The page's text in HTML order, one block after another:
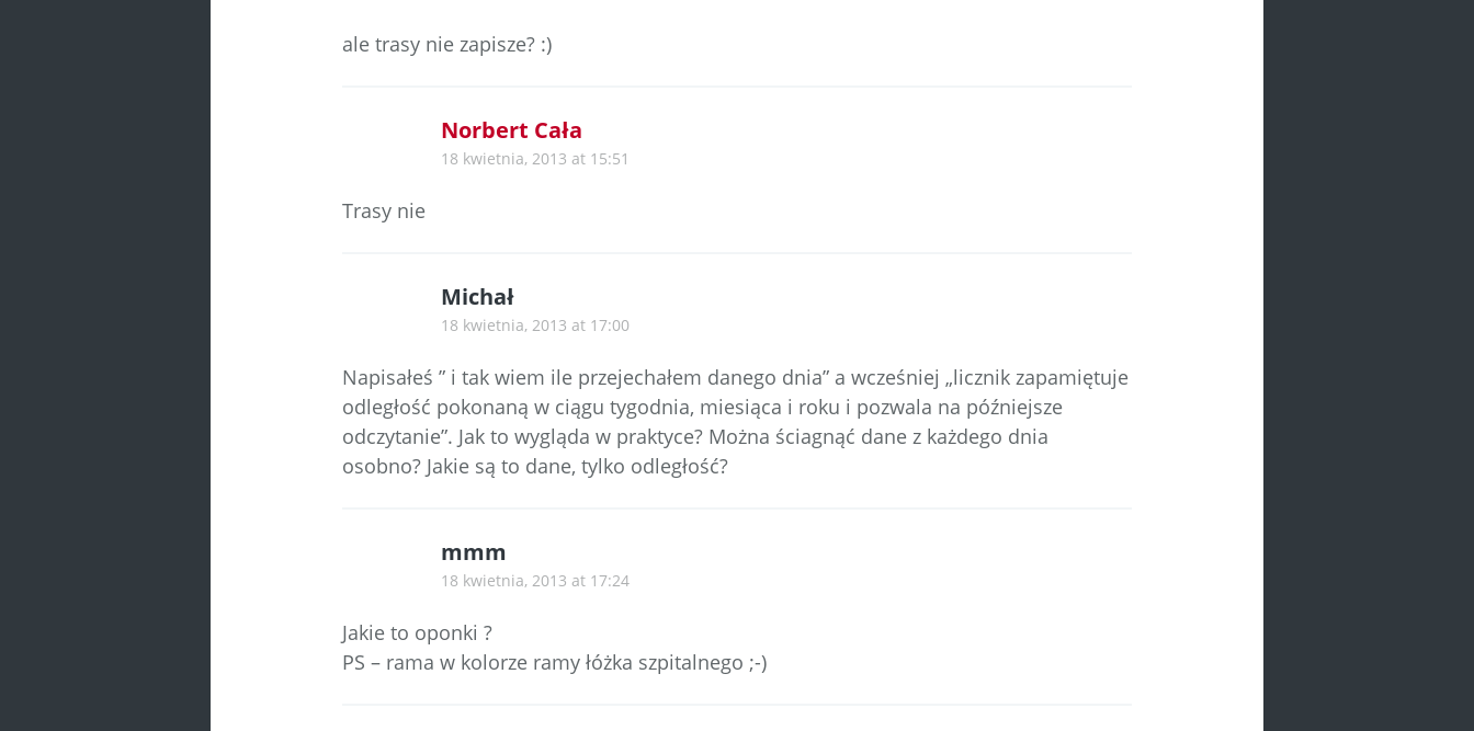
ale trasy nie zapisze? :)
Norbert Cała
18 kwietnia, 2013 at 15:51
Trasy nie
Michał
18 kwietnia, 2013 at 17:00
Napisałeś ” i tak wiem ile przejechałem danego dnia” a wcześniej „licznik zapamiętuje
odległość pokonaną w ciągu tygodnia, miesiąca i roku i pozwala na późniejsze
odczytanie”. Jak to wygląda w praktyce? Można ściagnąć dane z każdego dnia
osobno? Jakie są to dane, tylko odległość?
mmm
18 kwietnia, 2013 at 17:24
Jakie to oponki ?
PS – rama w kolorze ramy łóżka szpitalnego ;-)